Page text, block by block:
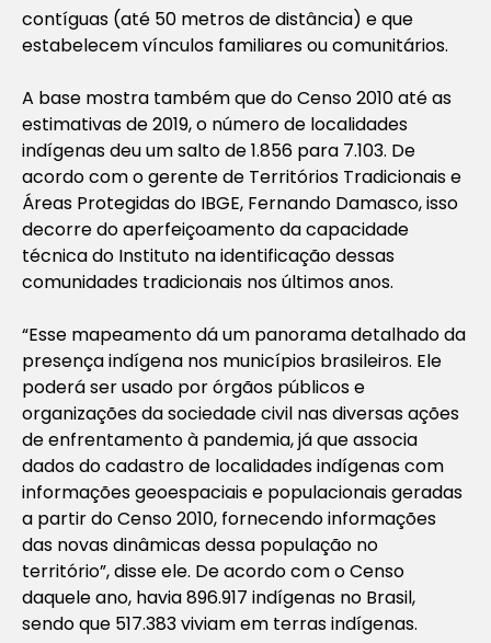
contíguas (até 50 metros de distância) e que
estabelecem vínculos familiares ou comunitários.
A base mostra também que do Censo 2010 até as
estimativas de 2019, o número de localidades
indígenas deu um salto de 1.856 para 7.103. De
acordo com o gerente de Territórios Tradicionais e
Áreas Protegidas do IBGE, Fernando Damasco, isso
decorre do aperfeiçoamento da capacidade
técnica do Instituto na identificação dessas
comunidades tradicionais nos últimos anos.
“Esse mapeamento dá um panorama detalhado da
presença indígena nos municípios brasileiros. Ele
poderá ser usado por órgãos públicos e
organizações da sociedade civil nas diversas ações
de enfrentamento à pandemia, já que associa
dados do cadastro de localidades indígenas com
informações geoespaciais e populacionais geradas
a partir do Censo 2010, fornecendo informações
das novas dinâmicas dessa população no
território”, disse ele. De acordo com o Censo
daquele ano, havia 896.917 indígenas no Brasil,
sendo que 517.383 viviam em terras indígenas.